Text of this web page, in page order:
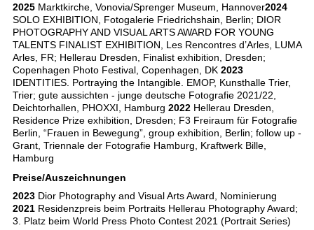
2025 Marktkirche, Vonovia/Sprenger Museum, Hannover2024
SOLO EXHIBITION, Fotogalerie Friedrichshain, Berlin; DIOR
PHOTOGRAPHY AND VISUAL ARTS AWARD FOR YOUNG
TALENTS FINALIST EXHIBITION, Les Rencontres d’Arles, LUMA
Arles, FR; Hellerau Dresden, Finalist exhibition, Dresden;
Copenhagen Photo Festival, Copenhagen, DK 2023
IDENTITIES. Portraying the Intangible. EMOP, Kunsthalle Trier,
Trier; gute aussichten - junge deutsche Fotografie 2021/22,
Deichtorhallen, PHOXXI, Hamburg 2022Hellerau Dresden,
Residence Prize exhibition, Dresden; F3 Freiraum für Fotografie
Berlin, “Frauen in Bewegung”, group exhibition, Berlin; follow up -
Grant, Triennale der Fotografie Hamburg, Kraftwerk Bille,
Hamburg
Preise/Auszeichnungen
2023 Dior Photography and Visual Arts Award, Nominierung
2021 Residenzpreis beim Portraits Hellerau Photography Award;
3. Platz beim World Press Photo Contest 2021 (Portrait Series)